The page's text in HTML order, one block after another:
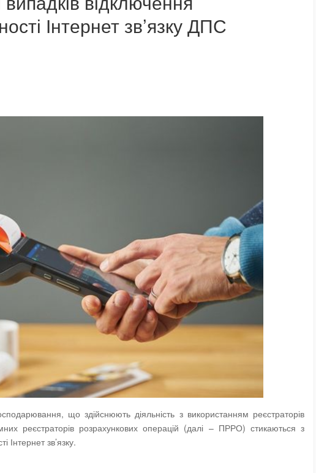
Інтернет зв’язку ДПС
що здійснюють діяльність з використанням реєстраторів
реєстраторів розрахункових операцій (далі – ПРРО) стикаються з
Інтернет зв’язку.